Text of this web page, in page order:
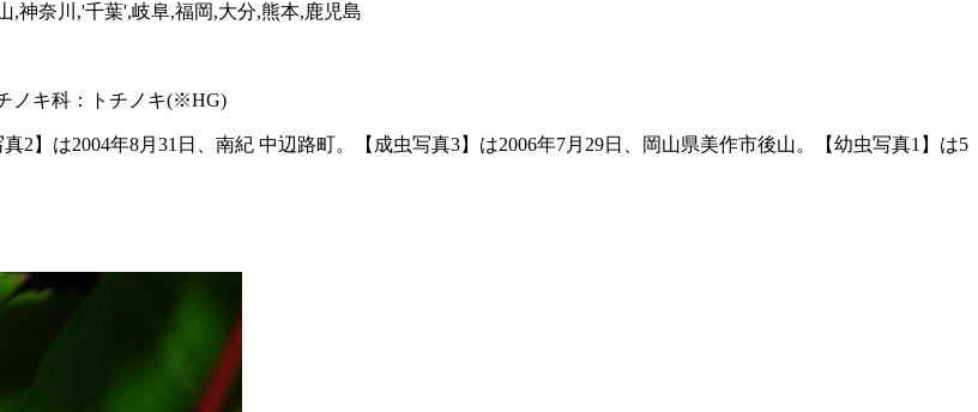
,神奈川,'千葉',岐阜,福岡,大分,熊本,鹿児島
ノキ科：トチノキ(※HG)
2】は2004年8月31日、南紀 中辺路町。【成虫写真3】は2006年7月29日、岡山県美作市後山。【幼虫写真1】は5